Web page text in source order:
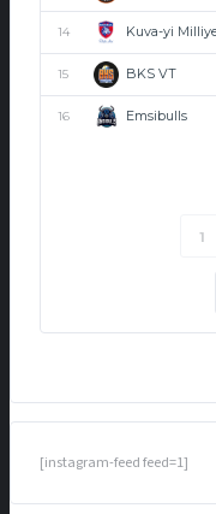
14 Kuva-yi
15 BKS VT
16 Emsibulls
1
[instagram-feed feed=1]